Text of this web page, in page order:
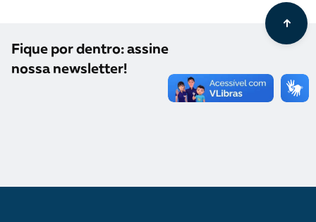
Fique por dentro: assine
nossa newsletter!